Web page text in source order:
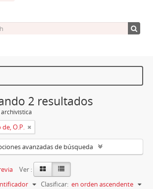
2 resultados
O.P.
avanzadas de búsqueda
Ver :
Clasificar: en orden ascendente